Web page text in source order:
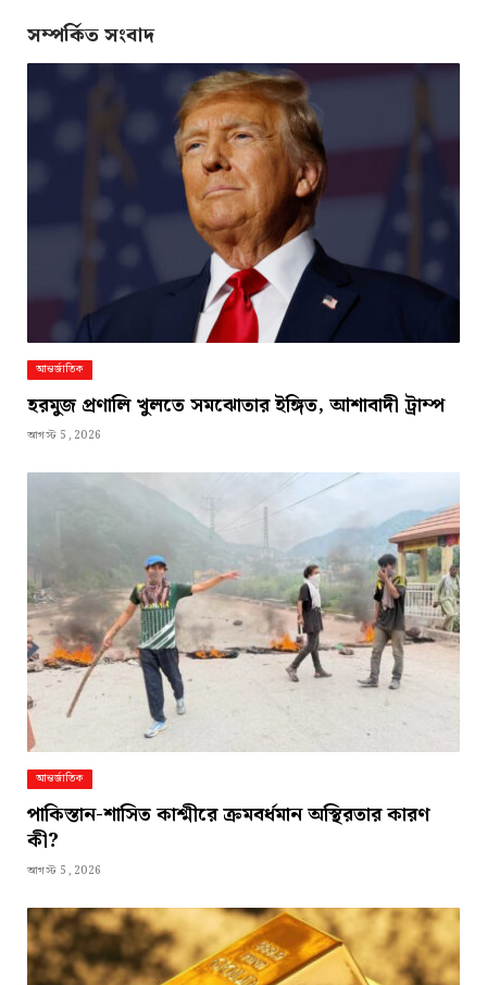
সম্পর্কিত সংবাদ
আন্তর্জাতিক
হরমুজ প্রণালি খুলতে সমঝোতার ইঙ্গিত, আশাবাদী ট্রাম্প
আগস্ট 5, 2026
আন্তর্জাতিক
পাকিস্তান-শাসিত কাশ্মীরে ক্রমবর্ধমান অস্থিরতার কারণ
কী?
আগস্ট 5, 2026